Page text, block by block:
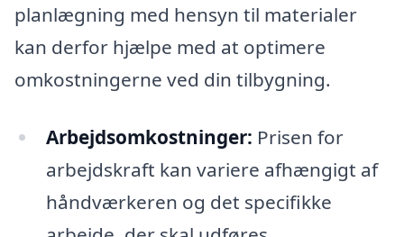
planlægning med hensyn til materialer
kan derfor hjælpe med at optimere
omkostningerne ved din tilbygning.
Arbejdsomkostninger: Prisen for
arbejdskraft kan variere afhængigt af
håndværkeren og det specifikke